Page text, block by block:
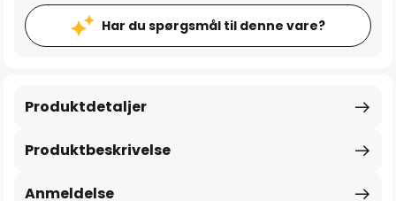
Har du spørgsmål til denne vare?
Produktbeskrivelse
Produktdetaljer
Anmeldelse